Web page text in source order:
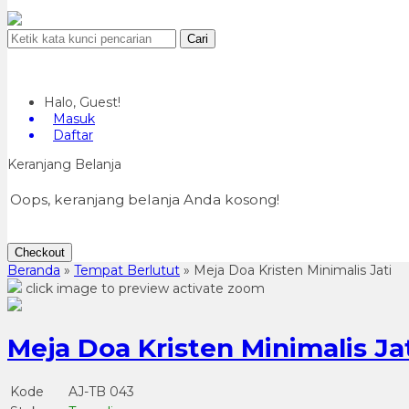
Cari
Halo, Guest!
Masuk
Daftar
Keranjang Belanja
Oops, keranjang belanja Anda kosong!
Checkout
Beranda » Tempat Berlutut » Meja Doa Kristen Minimalis Jati
click image to preview activate zoom
Meja Doa Kristen Minimalis
Kode
AJ-TB 043